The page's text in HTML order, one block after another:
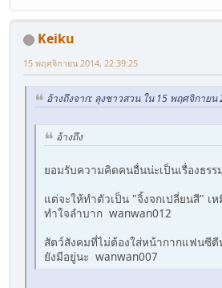
Keiku
15 พฤศจิกายน 2014, 22:39:25
อ้างถึงจาก: ลุงชาวสวน ใน 15 พฤศจิกายน
อ้างถึง
ยอมรับความคิดคนอื่นน่ะเป็นเรื่องธร
แต่จะให้ทำตัวเป็น "จิ้งจกเปลี่ยนสี" เ
ทำใจลำบาก wanwan012
สัตว์สังคมที่ไม่ต้องใส่หน้ากากแฟนซี
ยังมีอยู่นะ wanwan007